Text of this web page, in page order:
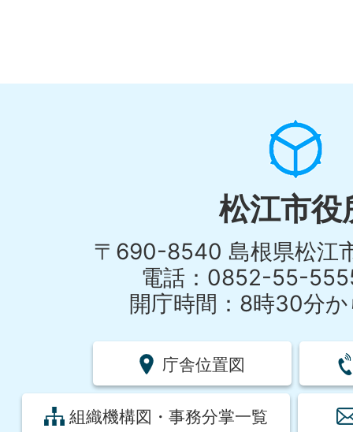
松江市役
〒690-8540 島根県松江
電話：0852-55-
開庁時間：8時30分
庁舎位置図
組織機構図・事務分掌一覧